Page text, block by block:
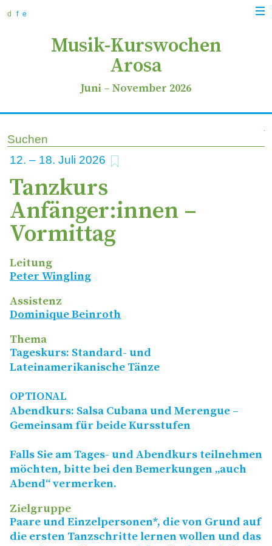
d f e
Musik-Kurswochen
Arosa
Juni – November 2026
Suchen
12 – 18 2026
Tanzkurs
Anfänger:innen –
Vormittag
Leitung
Peter Wingling
Assistenz
Dominique Beinroth
Thema
Tageskurs: Standard- und
Lateinamerikanische Tänze
OPTIONAL
Abendkurs: Salsa Cubana und Merengue –
Gemeinsam für beide Kursstufen
Falls Sie am Tages- und Abendkurs teilnehmen
möchten, bitte bei den Bemerkungen „auch
Abend“ vermerken.
Zielgruppe
Paare und Einzelpersonen*, die von Grund auf
die ersten Tanzschritte lernen wollen und das